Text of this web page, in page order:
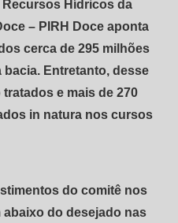
Recursos Hídricos da
– PIRH Doce aponta
cerca de 295 milhões
bacia. Entretanto, desse
e mais de 270
in natura nos cursos
do comitê nos
do desejado nas